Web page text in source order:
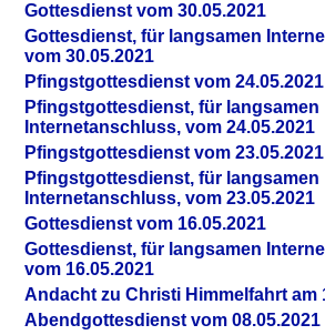
Gottesdienst vom 30.05.2021
Gottesdienst, für langsamen
vom 30.05.2021
Pfingstgottesdienst vom 24.05.2021
Pfingstgottesdienst, für langsamen
Internetanschluss, vom 24.05.2021
Pfingstgottesdienst vom 23.05.2021
Pfingstgottesdienst, für langsamen
Internetanschluss, vom 23.05.2021
Gottesdienst vom 16.05.2021
Gottesdienst, für langsamen
vom 16.05.2021
Andacht zu Christi Himmelfahrt am
Abendgottesdienst vom 08.05.2021